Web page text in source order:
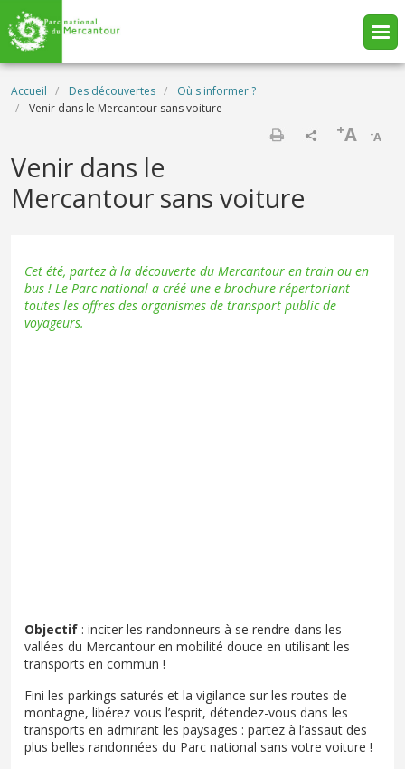
Aller au contenu principal
Fil d'Ariane
Accueil Des découvertes
Où s'informer ?
Venir dans le Mercantour sans voiture
-A
+A
Venir dans le
Mercantour sans voiture
Cet été, partez à la découverte du Mercantour en train ou en
bus ! Le Parc national a créé une e-brochure répertoriant
toutes les offres des organismes de transport public de
voyageurs.
Objectif : inciter les randonneurs à se rendre dans les
vallées du Mercantour en mobilité douce en utilisant les
transports en commun !
Fini les parkings saturés et la vigilance sur les routes de
montagne, libérez vous l’esprit, détendez-vous dans les
transports en admirant les paysages : partez à l’assaut des
plus belles randonnées du Parc national sans votre voiture !